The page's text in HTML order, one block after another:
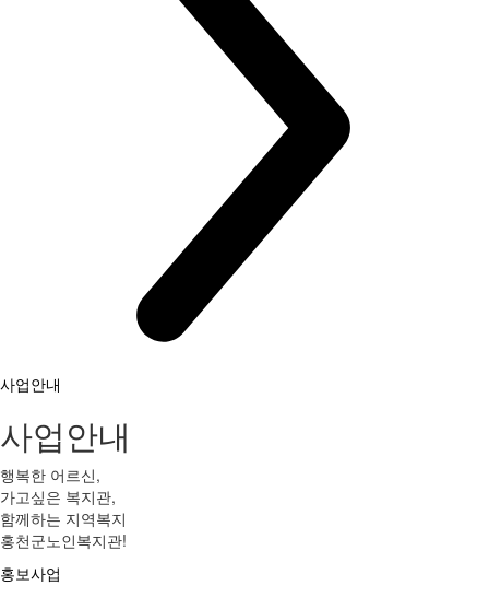
사업안내
사업안내
행복한 어르신,
가고싶은 복지관,
함께하는 지역복지
홍천군노인복지관!
홍보사업